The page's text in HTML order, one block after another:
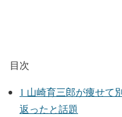
目次
1 山崎育三郎が痩せて
返ったと話題